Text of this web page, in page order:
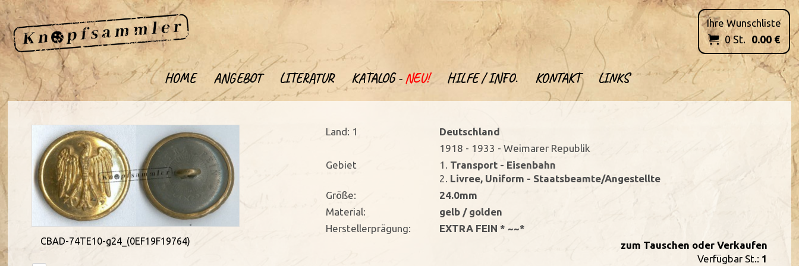
HOME ANGEBOT LITERATUR KATALOG -NEU! HILFE / INFO. KONTAKT LINKS
Ihre Wunschliste
 0St. 0.00 €
CBAD-74TE10-g24_(0EF19F19764)
Land: 1
Deutschland
1918 - 1933 - Weimarer Republik
Gebiet
1. Transport - Eisenbahn
2. Livree, Uniform - Staatsbeamte/Angestellte
Größe:
24.0mm
Material:
gelb / golden
Herstellerprägung:
EXTRA FEIN * ~~*
zum Tauschen oder Verkaufen
Verfügbar St.: 1